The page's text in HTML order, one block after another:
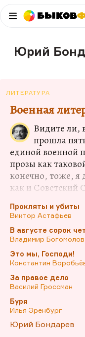
Быков
Юрий
ЛИТЕРАТУРА
Военная
Видите ли,
прошла
единой военной
прозы как
конечно, тоже,
как и Советский
умный оппонент
ГУЛАГ, вы
культуре.
советской
как о ГУЛАГе,—
Называть
великую
например, и кино
значит не
Такое…
Прокляты и убиты
Виктор Астафьев
В августе сорок
Владимир Богомолов
Это мы, Господи!
Константин
За правое дело
Василий Гроссман
Буря
Илья Эренбург
Юрий Бондарев